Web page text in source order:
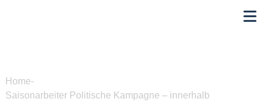
Home-
Saisonarbeiter Politische Kampagne – innerhalb